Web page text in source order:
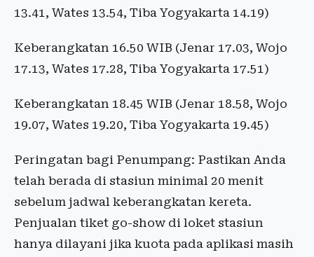
13.41, Wates 13.54, Tiba Yogyakarta 14.19)
Keberangkatan 16.50 WIB (Jenar 17.03, Wojo
17.13, Wates 17.28, Tiba Yogyakarta 17.51)
Keberangkatan 18.45 WIB (Jenar 18.58, Wojo
19.07, Wates 19.20, Tiba Yogyakarta 19.45)
Peringatan bagi Penumpang: Pastikan Anda
telah berada di stasiun minimal 20 menit
sebelum jadwal keberangkatan kereta.
Penjualan tiket go-show di loket stasiun
hanya dilayani jika kuota pada aplikasi masih